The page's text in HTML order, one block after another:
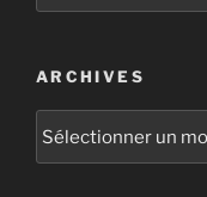
ARCHIVES